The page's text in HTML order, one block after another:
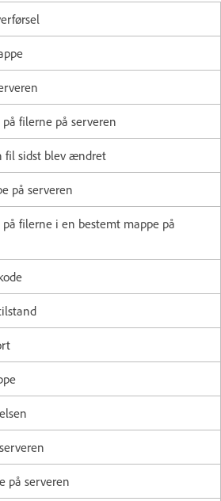
filerne på serveren
fil sidst blev ændret
på serveren
filerne i en bestemt mappe på
på serveren